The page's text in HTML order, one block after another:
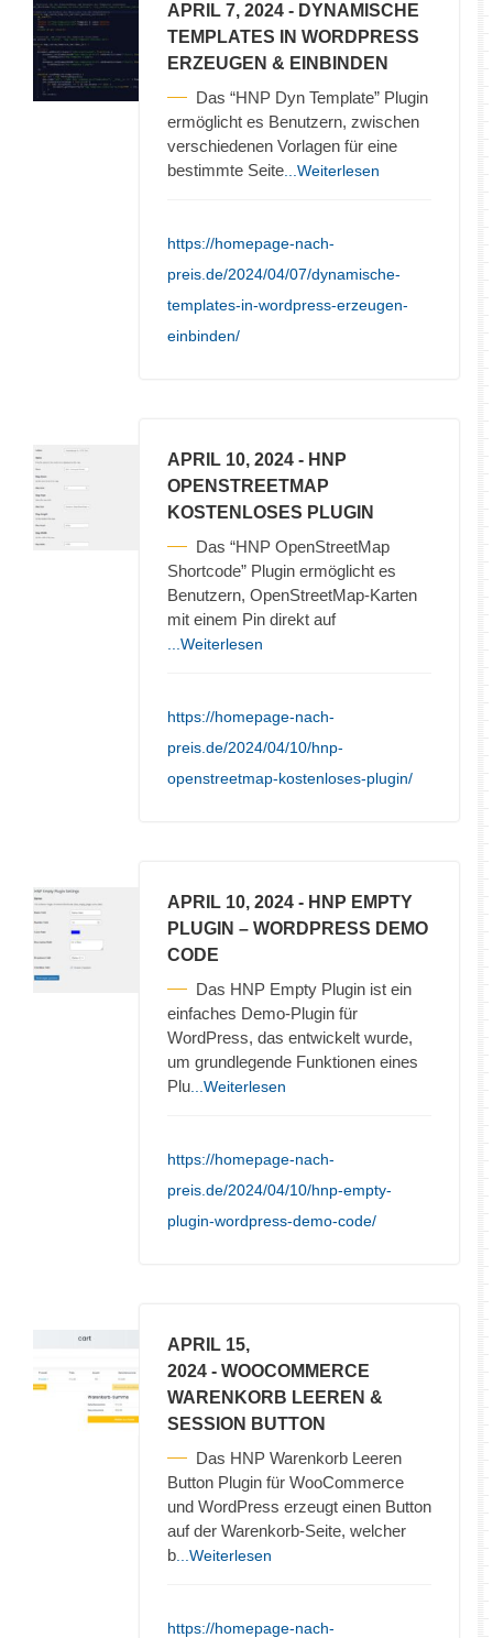
APRIL 7, 2024 - DYNAMISCHE
TEMPLATES IN WORDPRESS
ERZEUGEN & EINBINDEN
Das “HNP Dyn Template” Plugin
ermöglicht es Benutzern, zwischen
verschiedenen Vorlagen für eine
bestimmte Seite ...Weiterlesen
https://homepage-nach-
preis.de/2024/04/07/dynamische-
templates-in-wordpress-erzeugen-
einbinden/
APRIL 10, 2024 - HNP
OPENSTREETMAP
KOSTENLOSES PLUGIN
Das “HNP OpenStreetMap
Shortcode” Plugin ermöglicht es
Benutzern, OpenStreetMap-Karten
mit einem Pin direkt auf
...Weiterlesen
https://homepage-nach-
preis.de/2024/04/10/hnp-
openstreetmap-kostenloses-plugin/
APRIL 10, 2024 - HNP EMPTY
PLUGIN – WORDPRESS DEMO
CODE
Das HNP Empty Plugin ist ein
einfaches Demo-Plugin für
WordPress, das entwickelt wurde,
um grundlegende Funktionen eines
Plu ...Weiterlesen
https://homepage-nach-
preis.de/2024/04/10/hnp-empty-
plugin-wordpress-demo-code/
APRIL 15,
2024 - WOOCOMMERCE
WARENKORB LEEREN &
SESSION BUTTON
Das HNP Warenkorb Leeren
Button Plugin für WooCommerce
und WordPress erzeugt einen Button
auf der Warenkorb-Seite, welcher
b ...Weiterlesen
https://homepage-nach-